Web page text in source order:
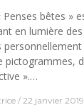
Penses bêtes »
en lumière
pictogrammes,
».…
22 janvier 2019